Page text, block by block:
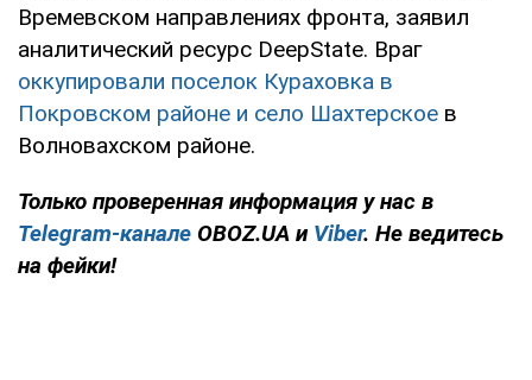
Времевском направлениях фронта, заявил
аналитический ресурс DeepState. Враг
оккупировали поселок Кураховка в
Покровском районе и село Шахтерское в
Волновахском районе.
Только проверенная информация у нас в
Telegram-канале OBOZ.UA и Viber. Не ведитесь
на фейки!